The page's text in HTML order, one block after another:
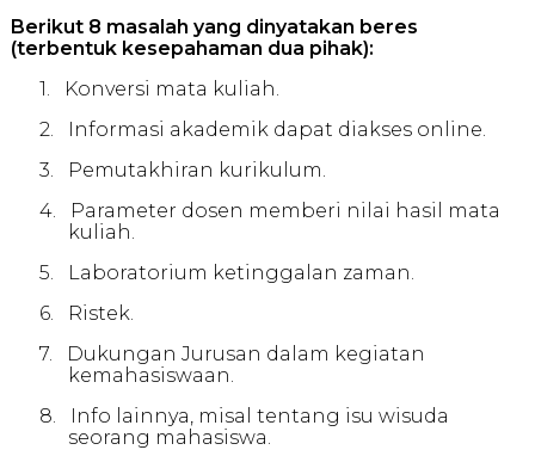
Berikut 8 masalah yang dinyatakan beres
(terbentuk kesepahaman dua pihak):
1.
Konversi mata kuliah.
2.
Informasi akademik dapat diakses online.
3.
Pemutakhiran kurikulum.
4.
Parameter dosen memberi nilai hasil mata
kuliah.
5.
Laboratorium ketinggalan zaman.
6.
Ristek.
7.
Dukungan Jurusan dalam kegiatan
kemahasiswaan.
8.
Info lainnya, misal tentang isu wisuda
seorang mahasiswa.